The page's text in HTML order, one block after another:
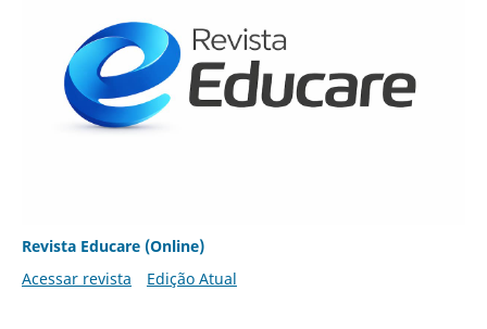
Revista Educare (Online)
Acessar revista
Edição Atual